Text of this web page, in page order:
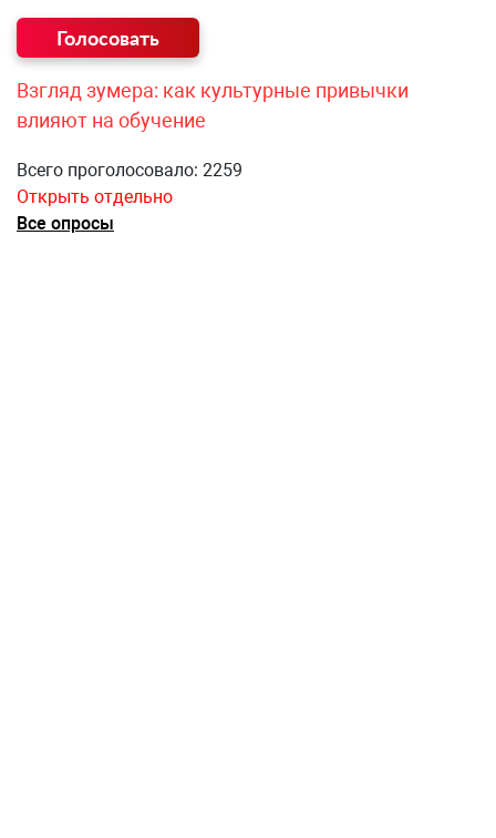
Взгляд зумера: как культурные привычки
влияют на обучение
Всего проголосовало: 2259
Открыть отдельно
Все опросы